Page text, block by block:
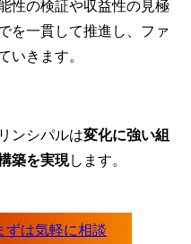
性の検証や収益性の見極
を一貫して推進し、ファ
いきます。
ンシパルは変化に強い組
築を実現します。